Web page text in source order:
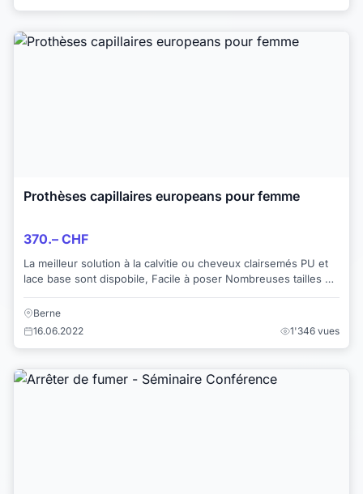
Prothèses capillaires europeans pour femme
370.– CHF
La meilleur solution à la calvitie ou cheveux clairsemés PU et
lace base sont dispobile, Facile à poser Nombreuses tailles de
base sont disponibles...
Berne
16.06.2022
1'346 vues